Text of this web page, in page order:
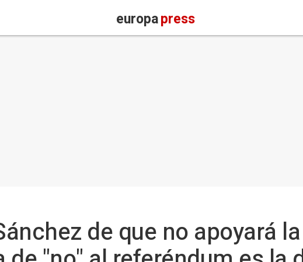
europapress
de que no apoyará